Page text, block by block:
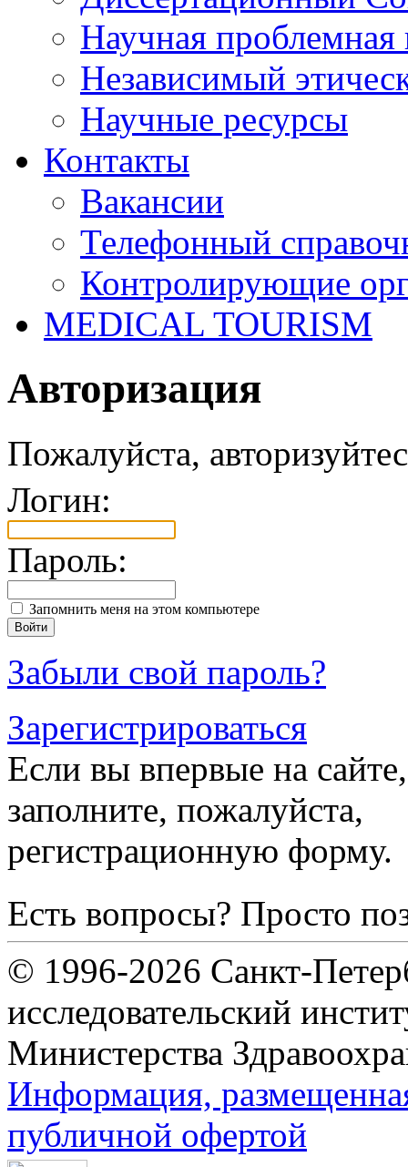
Научная проблемная
Независимый
Научные ресурсы
Контакты
Вакансии
Телефонный
Контролирующие
MEDICAL TOURISM
Авторизация
Пожалуйста,
Логин:
Пароль:
Запомнить меня на этом компьютере
Забыли свой пароль?
Зарегистрироваться
Если вы впервые на сайте,
заполните, пожалуйста,
регистрационную форму.
Есть вопросы? Просто
© 1996-2026 Санкт-
исследовательский
Министерства
Информация,
публичной офертой